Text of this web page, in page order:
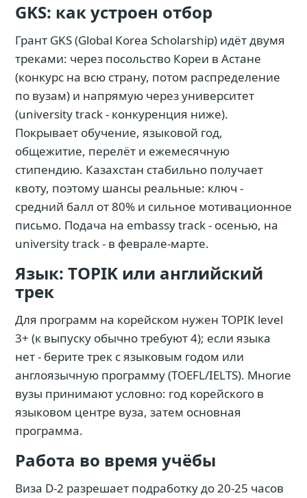
GKS: как устроен отбор
Грант GKS (Global Korea Scholarship) идёт двумя
треками: через посольство Кореи в Астане
(конкурс на всю страну, потом распределение
по вузам) и напрямую через университет
(university track - конкуренция ниже).
Покрывает обучение, языковой год,
общежитие, перелёт и ежемесячную
стипендию. Казахстан стабильно получает
квоту, поэтому шансы реальные: ключ -
средний балл от 80% и сильное мотивационное
письмо. Подача на embassy track - осенью, на
university track - в феврале-марте.
Язык: TOPIK или английский
трек
Для программ на корейском нужен TOPIK level
3+ (к выпуску обычно требуют 4); если языка
нет - берите трек с языковым годом или
англоязычную программу (TOEFL/IELTS). Многие
вузы принимают условно: год корейского в
языковом центре вуза, затем основная
программа.
Работа во время учёбы
Виза D-2 разрешает подработку до 20-25 часов